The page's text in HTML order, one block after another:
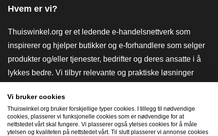
Hvem er vi?
Thuiswinkel.org er et ledende e-handelsnettverk som
inspirerer og hjelper butikker og e-forhandlere som selger
produkter og/eller tjenester, bedrifter og deres ansatte i å
lykkes bedre. Vi tilbyr relevante og praktiske løsninger
verktøy og råd, advokatvirksomhet, markedsundersøkelser,
og har vår egen utdanningsplattform, Thuiswinkel e-
Academy.
Vi bruker cookies
Thuiswinkel.org bruker forskjellige typer cookies. I tillegg til nødvendige
cookies, plasserer vi funksjonelle cookies som er nødvendige for at
nettstedet vårt skal fungere. Vi plasserer også ytelses cookies for å måle
ytelsen og kvaliteten på nettstedet vårt. Til slutt plasserer vi annonse cookies